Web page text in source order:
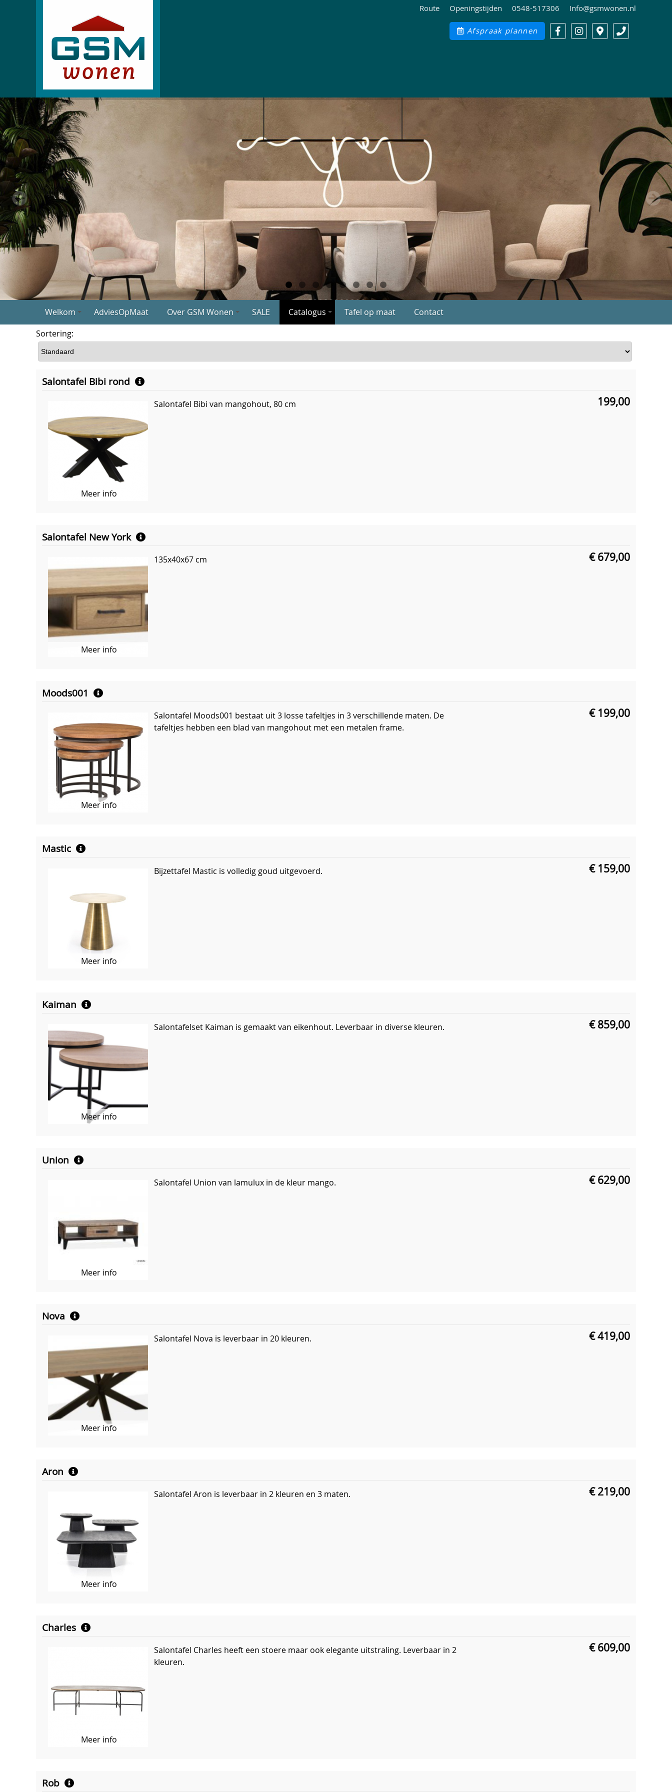
Route Openingstijden 0548-517306 Info@gsmwonen.nl
Afspraak plannen
Welkom AdviesOpMaat Over GSM Wonen SALE Catalogus Tafel op maat
Contact
Sortering:
Salontafel Bibi rond
Meer info
Salontafel Bibi van mangohout, 80 cm 199,00
Salontafel New York
Meer info
135x40x67 cm € 679,00
Moods001
Meer info
Salontafel Moods001 bestaat uit 3 losse tafeltjes in 3 verschillende maten. De
tafeltjes hebben een blad van mangohout met een metalen frame.
€ 199,00
Mastic
Meer info
Bijzettafel Mastic is volledig goud uitgevoerd. € 159,00
Kaiman
Meer info
Salontafelset Kaiman is gemaakt van eikenhout. Leverbaar in diverse kleuren. € 859,00
Union
Meer info
Salontafel Union van lamulux in de kleur mango. € 629,00
Nova
Meer info
Salontafel Nova is leverbaar in 20 kleuren. € 419,00
Aron
Meer info
Salontafel Aron is leverbaar in 2 kleuren en 3 maten. € 219,00
Charles
Meer info
Salontafel Charles heeft een stoere maar ook elegante uitstraling. Leverbaar in 2
kleuren.
€ 609,00
Rob